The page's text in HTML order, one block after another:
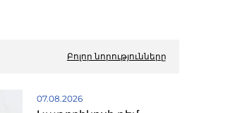
Բոլոր նորությունները
07.08.2026